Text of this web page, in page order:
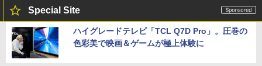
Special Site
ハイグレードテレビ「TCL Q7D Pro」。圧巻の
色彩美で映画＆ゲームが極上体験に